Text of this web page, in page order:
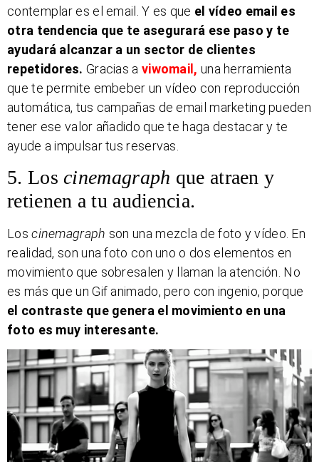
contemplar es el email. Y es que el vídeo email es
otra tendencia que te asegurará ese paso y te
ayudará alcanzar a un sector de clientes
repetidores. Gracias a viwomail, una herramienta
que te permite embeber un vídeo con reproducción
automática, tus campañas de email marketing pueden
tener ese valor añadido que te haga destacar y te
ayude a impulsar tus reservas.
5. Loscinemagraph que atraen y
retienen a tu audiencia.
Loscinemagraph son una mezcla de foto y vídeo. En
realidad, son una foto con uno o dos elementos en
movimiento que sobresalen y llaman la atención. No
es más que un Gif animado, pero con ingenio, porque
el contraste que genera el movimiento en una
foto es muy interesante.